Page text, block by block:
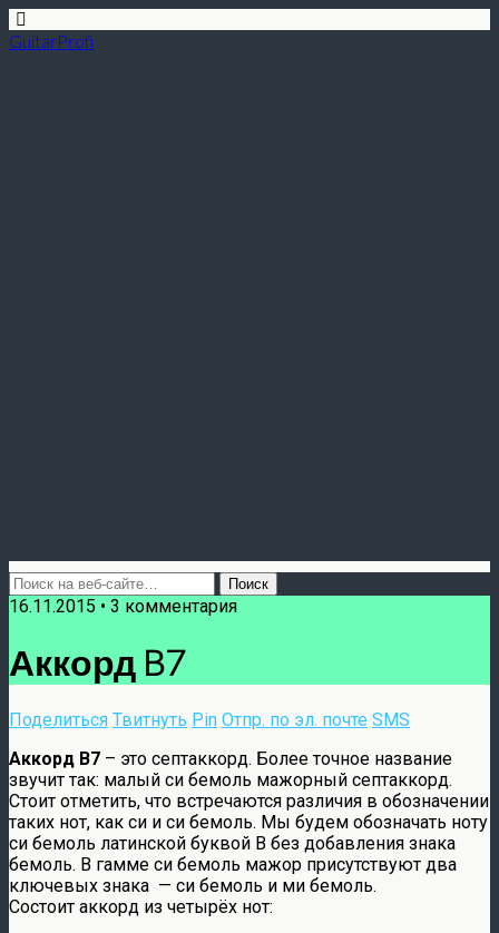
GuitarProfi
16.11.2015 • 3 комментария
Аккорд B7
Поделиться Твитнуть Pin Отпр. по эл. почте SMS
Аккорд B7 – это септаккорд. Более точное название
звучит так: малый си бемоль мажорный септаккорд.
Стоит отметить, что встречаются различия в обозначении
таких нот, как си и си бемоль. Мы будем обозначать ноту
си бемоль латинской буквой B без добавления знака
бемоль. В гамме си бемоль мажор присутствуют два
ключевых знака — си бемоль и ми бемоль.
Состоит аккорд из четырёх нот: